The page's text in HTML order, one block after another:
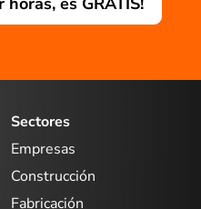
Sectores
Empresas
Construcción
Fabricación